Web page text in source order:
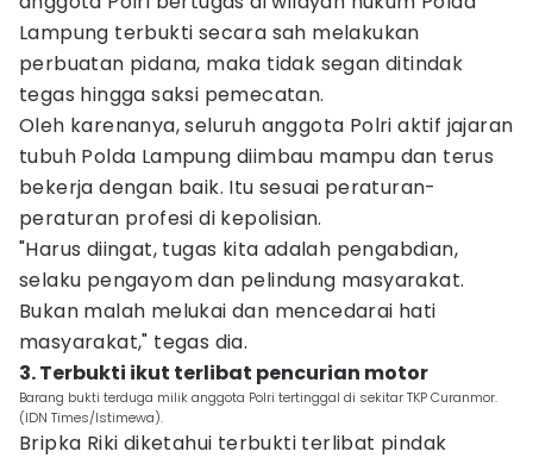
Lampung terbukti secara sah melakukan
perbuatan pidana, maka tidak segan ditindak
tegas hingga saksi pemecatan.
Oleh karenanya, seluruh anggota Polri aktif jajaran
tubuh Polda Lampung diimbau mampu dan terus
bekerja dengan baik. Itu sesuai peraturan-
peraturan profesi di kepolisian.
"Harus diingat, tugas kita adalah pengabdian,
selaku pengayom dan pelindung masyarakat.
Bukan malah melukai dan mencedarai hati
masyarakat," tegas dia.
3. Terbukti ikut terlibat pencurian motor
Barang bukti terduga milik anggota Polri tertinggal di sekitar TKP Curanmor.
(IDN Times/Istimewa).
Bripka Riki diketahui terbukti terlibat pindak